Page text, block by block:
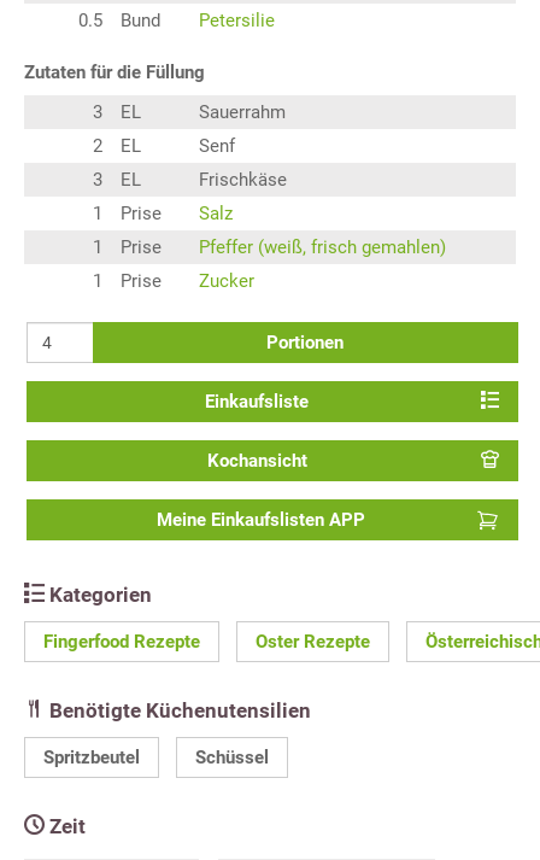
0.5
Bund Petersilie
Zutaten für die Füllung
3
EL
Sauerrahm
2
EL
Senf
3
EL
Frischkäse
1
Prise
Salz
1
Prise
Pfeffer (weiß, frisch gemahlen)
1
Prise Zucker
Portionen
Einkaufsliste
Kochansicht
Meine Einkaufslisten APP
Kategorien
Fingerfood Rezepte Oster Rezepte
Benötigte Küchenutensilien
Spritzbeutel Schüssel
Zeit